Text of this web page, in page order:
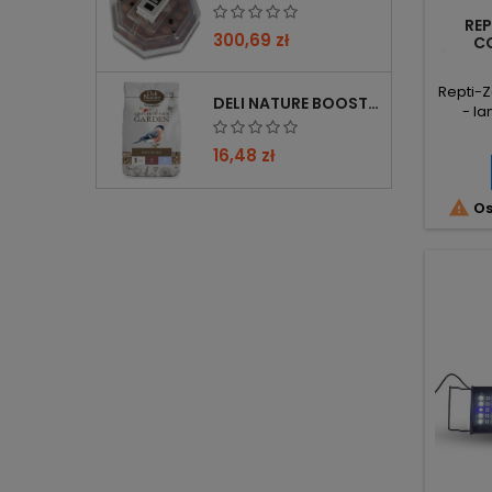
300,69 zł
DELI NATURE BOOSTER MIX 850G - PRZYCIĄGA PTAKI ZIMĄ, BOGATY W WITAMINY
16,48 zł
Repti-
-
